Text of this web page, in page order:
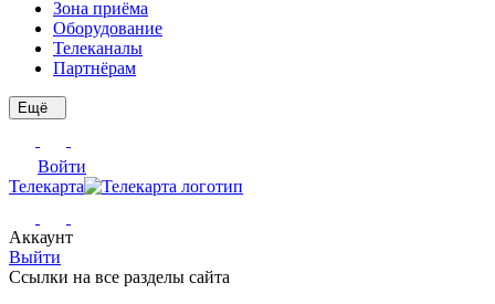
Зона приёма
Оборудование
Телеканалы
Партнёрам
Ещё
Войти
Телекарта
Аккаунт
Выйти
Ссылки на все разделы сайта